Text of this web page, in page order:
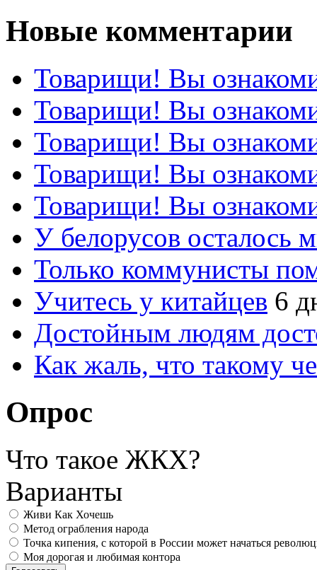
Новые комментарии
Товарищи! Вы
Товарищи! Вы
Товарищи! Вы
Товарищи! Вы
Товарищи! Вы
У белорусов осталось
Только коммунисты
Учитесь у китайцев 6
Достойным людям
Как жаль, что такому
Опрос
Что такое ЖКХ?
Варианты
Живи Как Хочешь
Метод ограбления народа
Точка кипения, с которой в России может начаться
Моя дорогая и любимая контора